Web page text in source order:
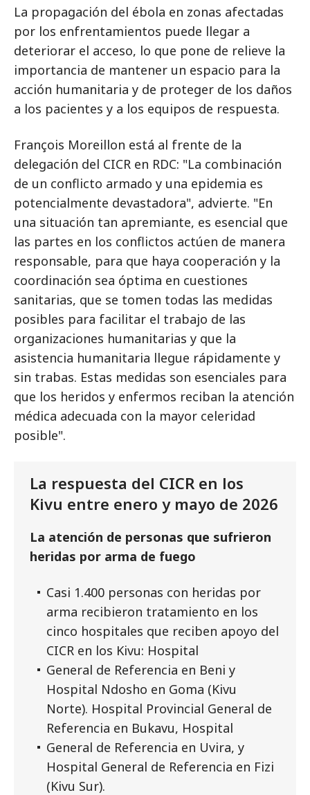
La propagación del ébola en zonas afectadas
por los enfrentamientos puede llegar a
deteriorar el acceso, lo que pone de relieve la
importancia de mantener un espacio para la
acción humanitaria y de proteger de los daños
a los pacientes y a los equipos de respuesta.
François Moreillon está al frente de la
delegación del CICR en RDC: "La combinación
de un conflicto armado y una epidemia es
potencialmente devastadora", advierte. "En
una situación tan apremiante, es esencial que
las partes en los conflictos actúen de manera
responsable, para que haya cooperación y la
coordinación sea óptima en cuestiones
sanitarias, que se tomen todas las medidas
posibles para facilitar el trabajo de las
organizaciones humanitarias y que la
asistencia humanitaria llegue rápidamente y
sin trabas. Estas medidas son esenciales para
que los heridos y enfermos reciban la atención
médica adecuada con la mayor celeridad
posible".
La respuesta del CICR en los
Kivu entre enero y mayo de 2026
La atención de personas que sufrieron
heridas por arma de fuego
Casi 1.400 personas con heridas por
arma recibieron tratamiento en los
cinco hospitales que reciben apoyo del
CICR en los Kivu: Hospital
General de Referencia en Beni y
Hospital Ndosho en Goma (Kivu
Norte). Hospital Provincial General de
Referencia en Bukavu, Hospital
General de Referencia en Uvira, y
Hospital General de Referencia en Fizi
(Kivu Sur).